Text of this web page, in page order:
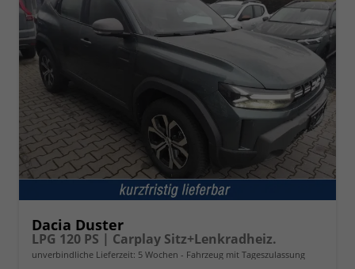
Dacia Duster
LPG 120 PS | Carplay Sitz+Lenkradheiz.
unverbindliche Lieferzeit: 5 Wochen Fahrzeug mit Tageszulassung